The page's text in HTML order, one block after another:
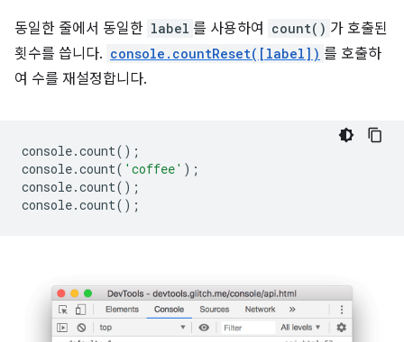
동일한 줄에서 동일한 label 를 사용하여 count() 가 호출된
횟수를 씁니다. console.countReset([label]) 를 호출하
여 수를 재설정합니다.
console.count();
console.count( 'coffee' );
console.count();
console.count();